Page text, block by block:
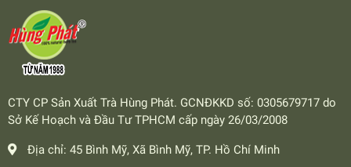
CTY CP Sản Xuất Trà Hùng Phát. GCNĐKKD số: 0305679717 do
Sở Kế Hoạch và Đầu Tư TPHCM cấp ngày 26/03/2008
Địa chỉ: 45 Bình Mỹ, Xã Bình Mỹ, TP. Hồ Chí Minh